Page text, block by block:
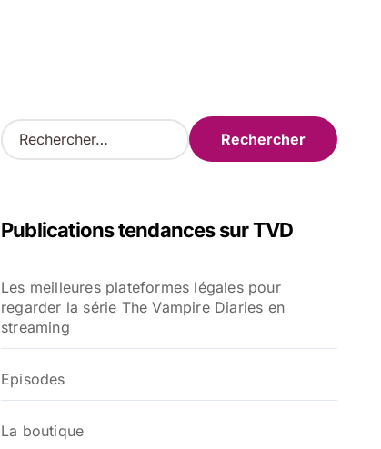
R
e
r
e
r
:
Publications tendances sur TVD
Les meilleures plateformes légales pour
regarder la série The Vampire Diaries en
streaming
Episodes
La boutique